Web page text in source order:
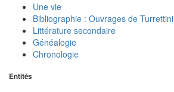
Une vie
Bibliographie : Ouvrages de Turrettini
Littérature secondaire
Généalogie
Chronologie
Entités